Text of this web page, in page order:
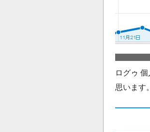
ログゥ
思います